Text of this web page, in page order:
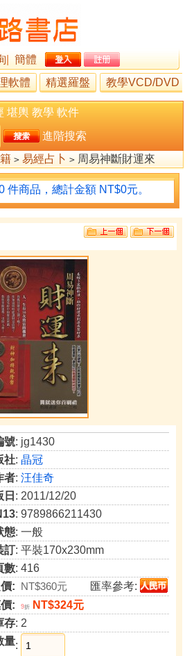
簡體
軟體 精選羅盤 教學VCD/DVD
堪輿 教學 軟件
進階搜索
> 易經占卜 > 周易神斷財運來
件商品，總計金額 NT$0元。
號: jg1430
社:晶冠
者:汪佳奇
日 : 2011/12/20
: 9789866211430
態: 一般
訂: 平裝170x230mm
數: 416
: NT$360元
匯率參考:
:
9折
NT$324元
存: 2
量: